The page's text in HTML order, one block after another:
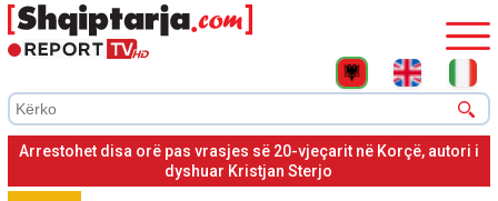
Arrestohet disa orë pas vrasjes së 20-vjeçarit në Korçë, autori i
dyshuar Kristjan Sterjo